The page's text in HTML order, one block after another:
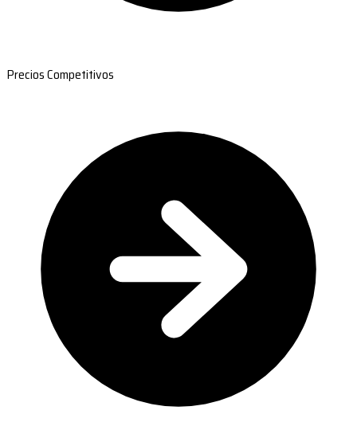
Precios Competitivos